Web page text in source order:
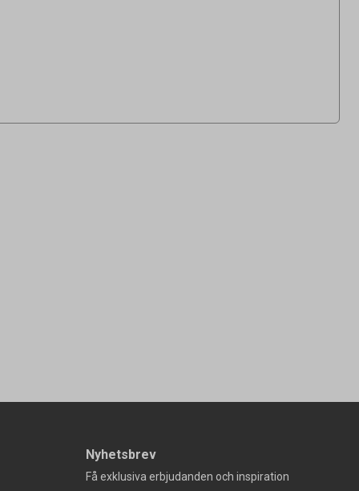
Nyhetsbrev
Få exklusiva erbjudanden och inspiration